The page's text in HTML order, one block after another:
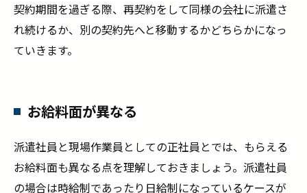
契約期間を過ぎる際、再契約をして同様の会社に派遣さ
れ続けるか、別の契約先へと移動するかどちらかになっ
ていきます。
お給料面が異なる
派遣社員と現場作業員としての正社員とでは、もらえる
お給料面も異なる点を理解しておきましょう。派遣社員
の場合は時給制であったり日給制になっているケースが